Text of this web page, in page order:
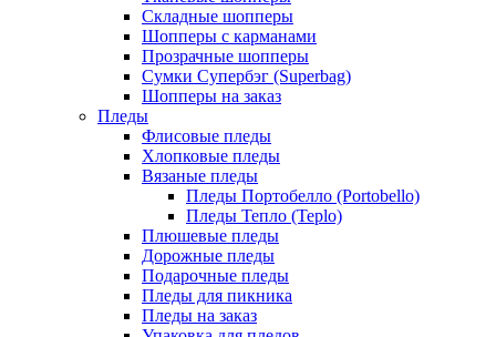
Складные шопперы
Шопперы с карманами
Прозрачные шопперы
Сумки Супербэг (Superbag)
Шопперы на заказ
Пледы
Флисовые пледы
Хлопковые пледы
Вязаные пледы
Пледы Портобелло (Portobello)
Пледы Тепло (Teplo)
Плюшевые пледы
Дорожные пледы
Подарочные пледы
Пледы для пикника
Пледы на заказ